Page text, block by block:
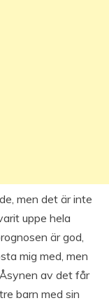
men det är inte
uppe hela
är god,
mig med, men
av det får
barn med sin